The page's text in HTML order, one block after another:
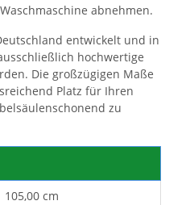
abnehmen.
entwickelt und in
hochwertige
Die großzügigen Maße
Platz für Ihren
zu
105,00 cm